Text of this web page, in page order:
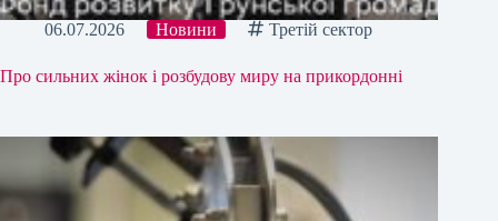
06.07.2026 Новини Третій сектор
Про сильних жінок і розбудову миру на прикордонні